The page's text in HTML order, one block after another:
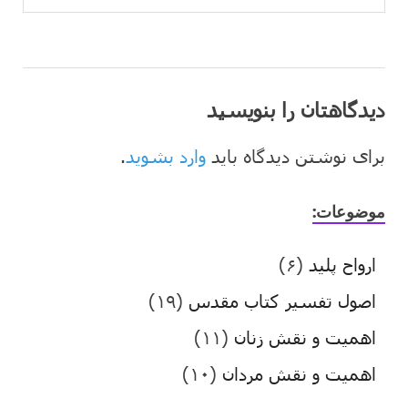
دیدگاهتان را بنویسید
برای نوشتن دیدگاه باید وارد بشوید.
موضوعات:
ارواح پلید (۶)
اصول تفسیر کتاب مقدس (۱۹)
اهمیت و نقش زنان (۱۱)
اهمیت و نقش مردان (۱۰)